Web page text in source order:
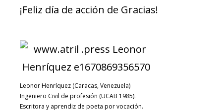
¡Feliz día de acción de Gracias!
Leonor Henríquez (Caracas, Venezuela)
Ingeniero Civil de profesión (UCAB 1985).
Escritora y aprendiz de poeta por vocación.